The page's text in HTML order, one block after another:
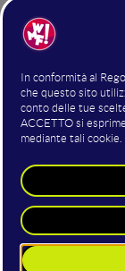
Torna
Futureche ti
tecnologiche e
attuate nel
del futuro.
Ogni venerdì
podcast
Futuro Presente -
FOR AI",
realizza sin dal